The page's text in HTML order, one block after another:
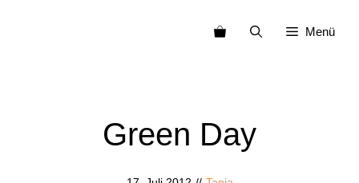
Menü
Green Day